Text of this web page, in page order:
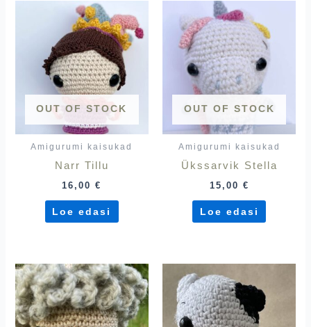
OUT OF STOCK
Amigurumi kaisukad
Narr Tillu
16,00€
Loe edasi
OUT OF STOCK
Amigurumi kaisukad
Ükssarvik Stella
15,00 €
Loe edasi